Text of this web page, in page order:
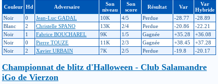
Couleur Hd Adversaire
Son
niveau
Son
score
Résultat Var
Var
Hybride
Noir
0 Jean-Luc GADAL 10K 4/5 Perdue -28.77
-28.89
Blanc
2 Christelle SPANO 13K 2/4 Perdue -20.86
-22.21
Noir
1 Fabrice BOUCHAREL 9K 1/5 Gagnée +35.28
+36.08
Noir
0 Pierre TOUZE 11K 2/3 Gagnée +38.45
+37.28
Noir
2 Xavier URBAIN 7K 2/5 Perdue -19.8 -20.17
Championnat de blitz d'Halloween - Club Salamandre
iGo de Vierzon